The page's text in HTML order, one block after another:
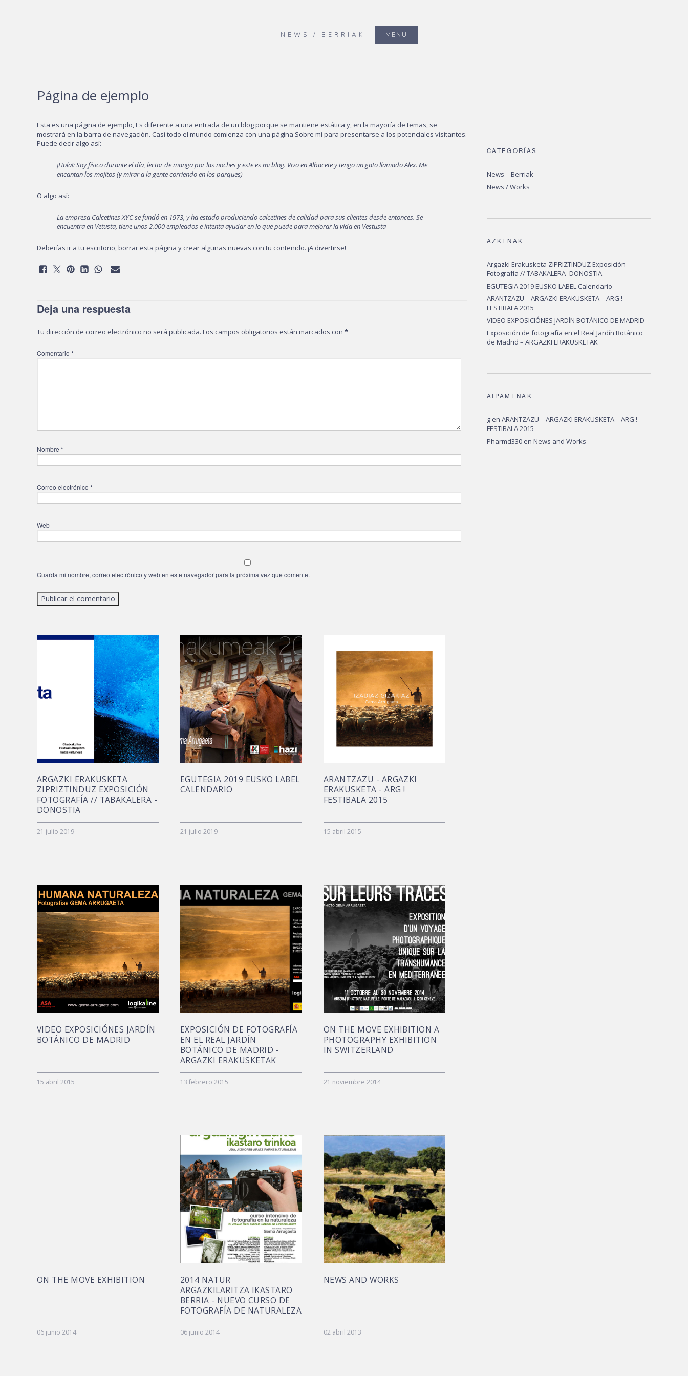
NEWS / BERRIAK MENU
Página de ejemplo
Esta es una página de ejemplo, Es diferente a una entrada de un blog porque se mantiene estática y, en la mayoría de temas, se
mostrará en la barra de navegación. Casi todo el mundo comienza con una página Sobre mí para presentarse a los potenciales visitantes.
Puede decir algo así:
¡Hola!: Soy físico durante el día, lector de manga por las noches y este es mi blog. Vivo en Albacete y tengo un gato llamado Alex. Me
encantan los mojitos (y mirar a la gente corriendo en los parques)
O algo así:
La empresa Calcetines XYC se fundó en 1973, y ha estado produciendo calcetines de calidad para sus clientes desde entonces. Se
encuentra en Vetusta, tiene unos 2.000 empleados e intenta ayudar en lo que puede para mejorar la vida en Vestusta
Deberías ir a tu escritorio, borrar esta página y crear algunas nuevas con tu contenido. ¡A divertirse!
Deja una respuesta
Tu dirección de correo electrónico no será publicada. Los campos obligatorios están marcados con *
Comentario *
Nombre *
Correo electrónico *
Web
Guarda mi nombre, correo electrónico y web en este navegador para la próxima vez que comente.
ARGAZKI ERAKUSKETA
ZIPRIZTINDUZ EXPOSICIÓN
FOTOGRAFÍA // TABAKALERA -
DONOSTIA
21 julio 2019
EGUTEGIA 2019 EUSKO LABEL
CALENDARIO
21 julio 2019
ARANTZAZU - ARGAZKI
ERAKUSKETA - ARG !
FESTIBALA 2015
15 abril 2015
VIDEO EXPOSICIÓNES JARDÍN
BOTÁNICO DE MADRID
15 abril 2015
EXPOSICIÓN DE FOTOGRAFÍA
EN EL REAL JARDÍN
BOTÁNICO DE MADRID -
ARGAZKI ERAKUSKETAK
13 febrero 2015
ON THE MOVE EXHIBITION A
PHOTOGRAPHY EXHIBITION
IN SWITZERLAND
21 noviembre 2014
ON THE MOVE EXHIBITION
06 junio 2014
2014 NATUR
ARGAZKILARITZA IKASTARO
BERRIA - NUEVO CURSO DE
FOTOGRAFÍA DE NATURALEZA
06 junio 2014
NEWS AND WORKS
02 abril 2013
CATEGORÍAS
News – Berriak
News / Works
AZKENAK
Argazki Erakusketa ZIPRIZTINDUZ Exposición
Fotografía // TABAKALERA -DONOSTIA
EGUTEGIA 2019 EUSKO LABEL Calendario
ARANTZAZU – ARGAZKI ERAKUSKETA – ARG !
FESTIBALA 2015
VIDEO EXPOSICIÓNES JARDÍN BOTÁNICO DE MADRID
Exposición de fotografía en el Real Jardín Botánico
de Madrid – ARGAZKI ERAKUSKETAK
AIPAMENAK
g en ARANTZAZU – ARGAZKI ERAKUSKETA – ARG !
FESTIBALA 2015
Pharmd330 en News and Works